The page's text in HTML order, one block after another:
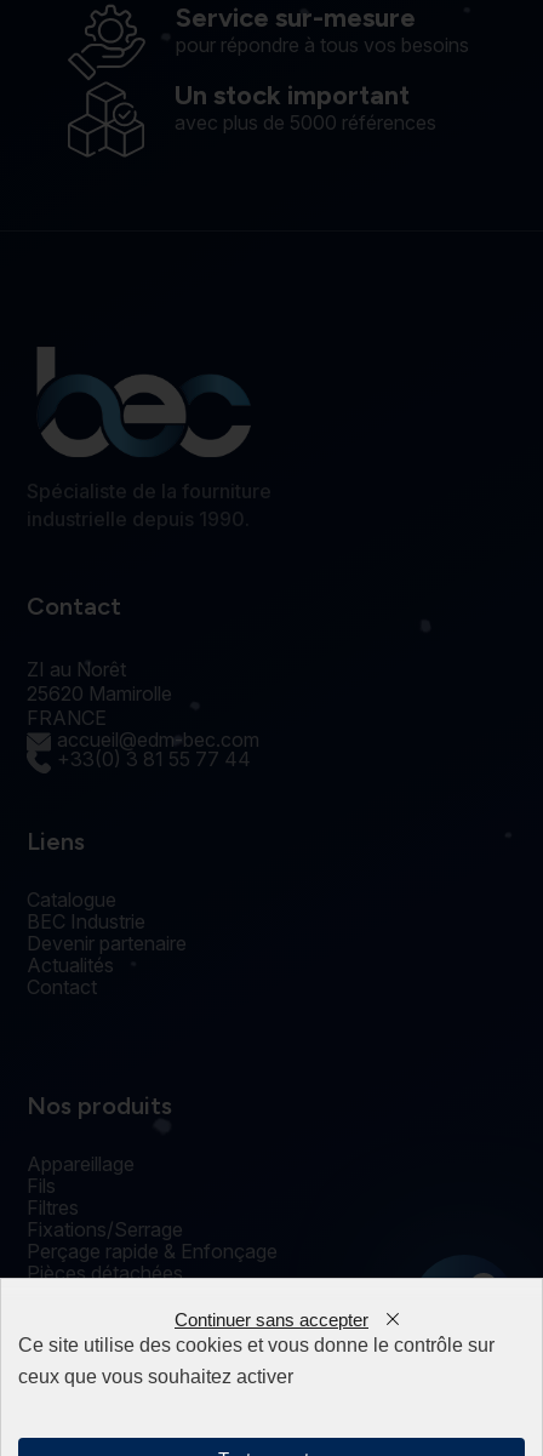
Service sur-mesure
pour répondre à tous vos besoins
Un stock important
avec plus de 5000 références
Spécialiste de la fourniture
industrielle depuis 1990.
Contact
ZI au Norêt
25620 Mamirolle
FRANCE
accueil@edm-bec.com
+33(0) 3 81 55 77 44
Liens
Catalogue
BEC Industrie
Devenir partenaire
Actualités
Contact
Nos produits
Appareillage
Fils
Filtres
Fixations/Serrage
Perçage rapide & Enfonçage
Pièces détachées
Politique de confidentialité
Ce site utilise des cookies et vous donne le contrôle sur
ceux que vous souhaitez activer
Continuer sans accepter